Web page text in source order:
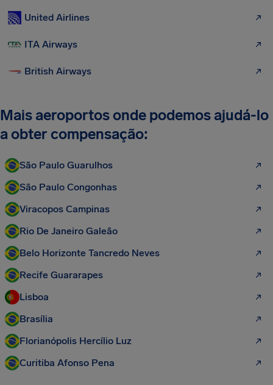
United Airlines
ITA Airways
British Airways
Mais aeroportos onde podemos ajudá-lo
a obter compensação:
São Paulo Guarulhos
São Paulo Congonhas
Viracopos Campinas
Rio De Janeiro Galeão
Belo Horizonte Tancredo Neves
Recife Guararapes
Lisboa
Brasília
Florianópolis Hercílio Luz
Curitiba Afonso Pena